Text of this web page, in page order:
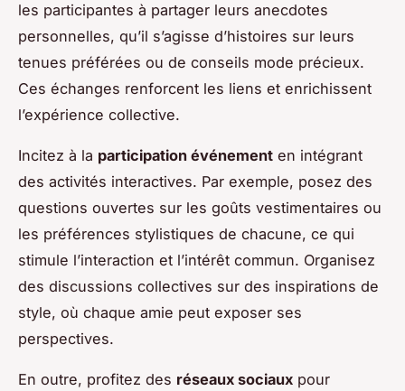
les participantes à partager leurs anecdotes
personnelles, qu’il s’agisse d’histoires sur leurs
tenues préférées ou de conseils mode précieux.
Ces échanges renforcent les liens et enrichissent
l’expérience collective.
Incitez à la participation événement en intégrant
des activités interactives. Par exemple, posez des
questions ouvertes sur les goûts vestimentaires ou
les préférences stylistiques de chacune, ce qui
stimule l’interaction et l’intérêt commun. Organisez
des discussions collectives sur des inspirations de
style, où chaque amie peut exposer ses
perspectives.
En outre, profitez des réseaux sociaux pour